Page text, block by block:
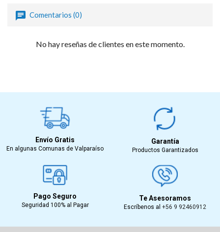
Comentarios (0)
No hay reseñas de clientes en este momento.
Envío Gratis
En algunas Comunas de Valparaíso
Garantía
Productos Garantizados
Pago Seguro
Seguridad 100% al Pagar
Te Asesoramos
Escríbenos al +56 9 92460912